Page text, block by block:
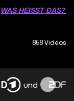
WAS HEISST DAS?
858 Videos
und